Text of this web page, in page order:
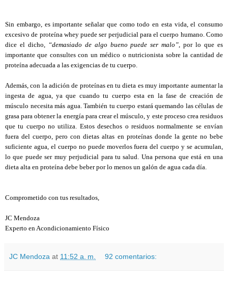
Sin embargo, es importante señalar que como todo en esta vida, el consumo
excesivo de proteína whey puede ser perjudicial para el cuerpo humano. Como
dice el dicho,
“demasiado de algo bueno puede ser malo” , por lo que es
importante que consultes con un médico o nutricionista sobre la cantidad de
proteína adecuada a las exigencias de tu cuerpo.
Además, con la adición de proteínas en tu dieta es muy importante aumentar la
ingesta de agua, ya que cuando tu cuerpo esta en la fase de creación de
músculo necesita más agua. También tu cuerpo estará quemando las células de
grasa para obtener la energía para crear el músculo, y este proceso crea residuos
que tu cuerpo no utiliza. Estos desechos o residuos normalmente se envían
fuera del cuerpo, pero con dietas altas en proteínas donde la gente no bebe
suficiente agua, el cuerpo no puede moverlos fuera del cuerpo y se acumulan,
lo que puede ser muy perjudicial para tu salud. Una persona que está en una
dieta alta en proteína debe beber por lo menos un galón de agua cada día.
Comprometido con tus resultados,
JC Mendoza
Experto en Acondicionamiento Físico
JC Mendoza at 11:52 a. m. 92 comentarios: